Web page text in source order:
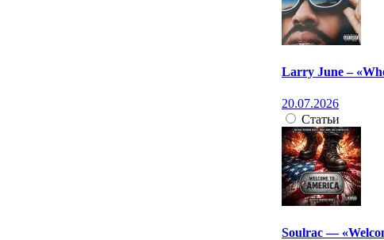
Larry June –
20.07.2026
Статьи
Soulrac —